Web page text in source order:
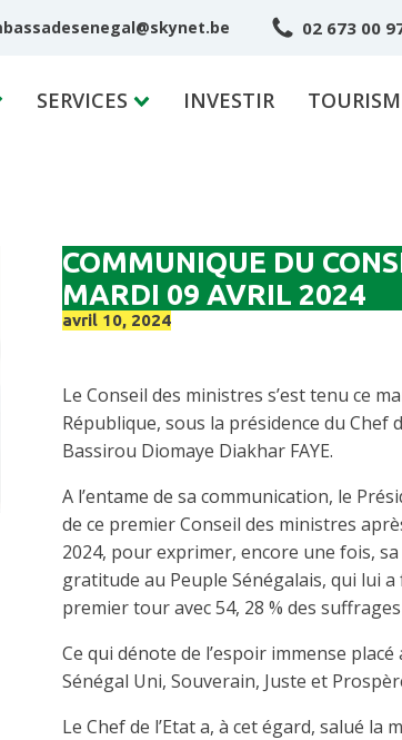
02 673 00
SERVICES INVESTIR
COMMUNIQUE DU
MARDI 09 AVRIL 2024
avril 10, 2024
Le Conseil des ministres s’est tenu ce
République, sous la présidence du Chef
Bassirou Diomaye Diakhar FAYE.
A l’entame de sa communication, le
de ce premier Conseil des ministres
2024, pour exprimer, encore une fois,
gratitude au Peuple Sénégalais, qui lui
premier tour avec 54, 28 % des
Ce qui dénote de l’espoir immense
Sénégal Uni, Souverain, Juste et
Le Chef de l’Etat a, à cet égard, salué